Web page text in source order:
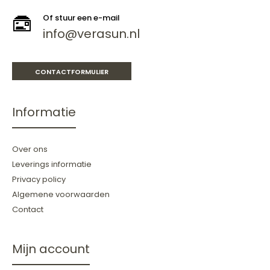
Of stuur een e-mail
info@verasun.nl
CONTACTFORMULIER
Informatie
Over ons
Leverings informatie
Privacy policy
Algemene voorwaarden
Contact
Mijn account